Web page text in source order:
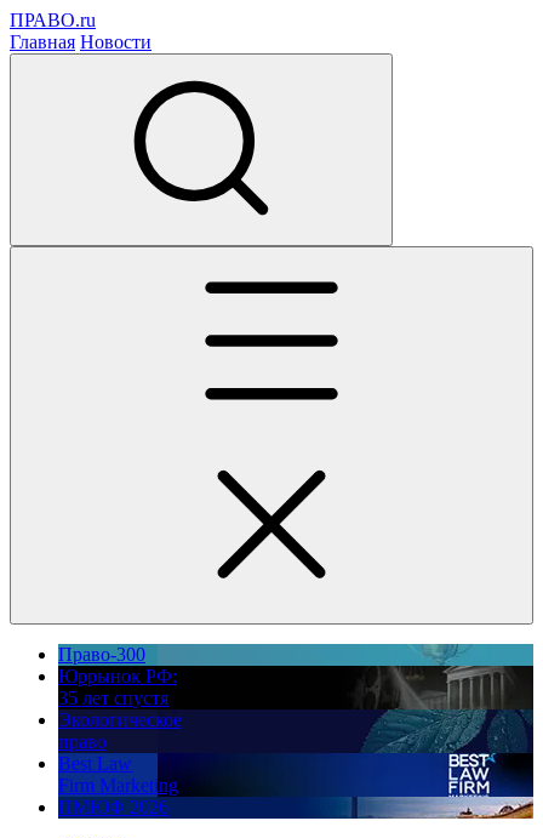
ПРАВО.ru
Главная Новости
Право-300
Юррынок РФ:
35 лет спустя
Экологическое
право
Best Law
Firm Marketing
ПМЮФ 2026